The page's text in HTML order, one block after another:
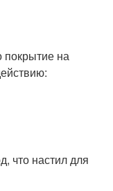
покрытие на
что настил для